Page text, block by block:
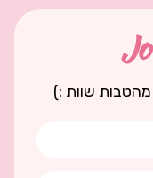
מהטבות שוות :)